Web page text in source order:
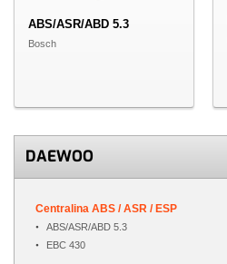
ABS/ASR/ABD 5.3
Bosch
DAEWOO
Centralina ABS / ASR / ESP
ABS/ASR/ABD 5.3
EBC 430